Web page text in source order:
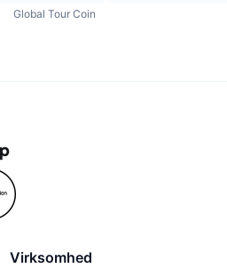
Global Tour Coin
Virksomhed